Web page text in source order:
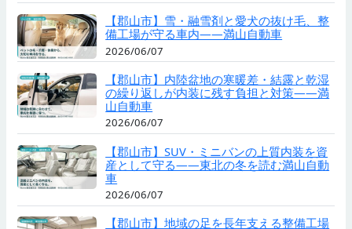
【郡山市】雪・融雪剤と愛犬の抜け毛、整
備工場が守る車内——満山自動車
2026/06/07
【郡山市】内陸盆地の寒暖差・結露と乾湿
の繰り返しが内装に残す負担と対策——満
山自動車
2026/06/07
【郡山市】SUV・ミニバンの上質内装を資
産として守る——東北の冬を読む満山自動
車
2026/06/07
【郡山市】地域の足を長年支える整備工場